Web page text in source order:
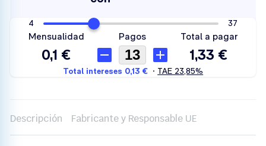
Descripción Fabricante y Responsable UE